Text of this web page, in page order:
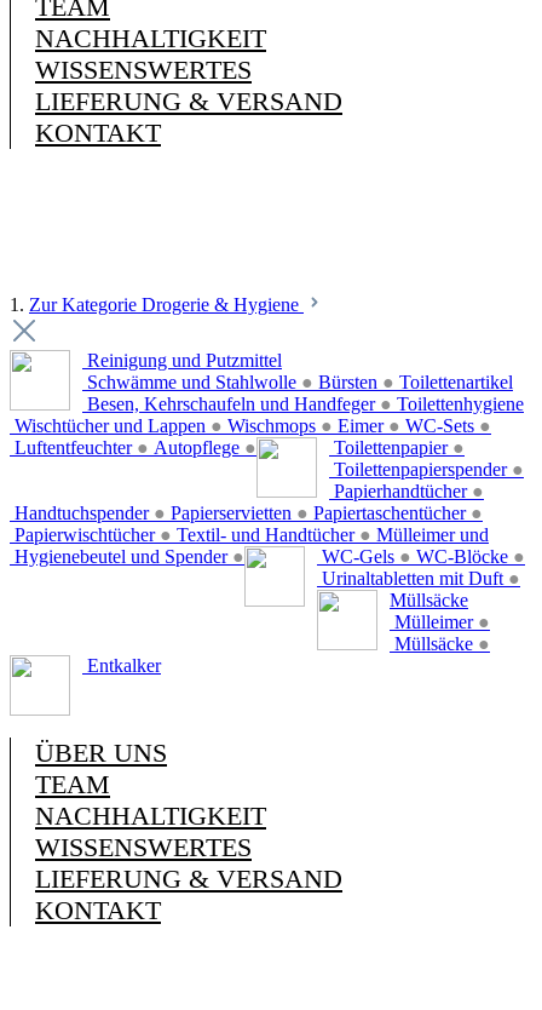
TEAM
NACHHALTIGKEIT
WISSENSWERTES
LIEFERUNG & VERSAND
KONTAKT
1. Zur Kategorie Drogerie & Hygiene
Reinigung und Putzmittel
Schwämme und Stahlwolle ● Bürsten ●
Besen, Kehrschaufeln und Handfeger ●
Wischtücher und Lappen ● Wischmops ● Eimer ● WC-Sets ●
Luftentfeuchter ● Autopflege ●
Toilettenartikel
Toilettenpapier ●
Toilettenpapierspender ●
Papierhandtücher ●
Handtuchspender ● Papierservietten ● Papiertaschentücher ●
Papierwischtücher ● Textil- und Handtücher ●
Hygienebeutel und Spender ●
Toilettenhygiene
WC-Gels ● WC-Blöcke ●
Urinaltabletten mit Duft ●
Mülleimer und
Müllsäcke
Mülleimer ●
Müllsäcke ●
Entkalker
ÜBER UNS
TEAM
NACHHALTIGKEIT
WISSENSWERTES
LIEFERUNG & VERSAND
KONTAKT